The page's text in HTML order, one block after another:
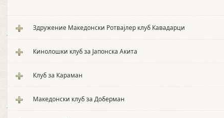
Здружение Македонски Ротвајлер клуб Кавадарци
Кинолошки клуб за Јапонска Акита
Клуб за Караман
Македонски клуб за Доберман